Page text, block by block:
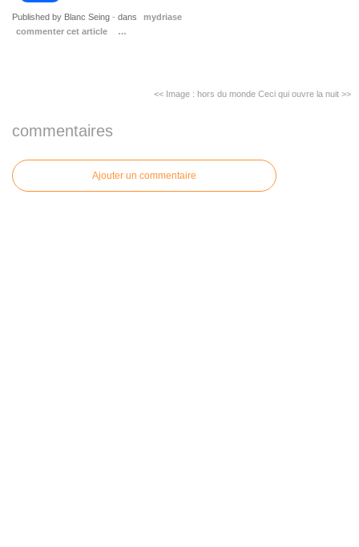
Published by Blanc Seing - dans
mydriase
commenter cet article
…
<< Image : hors du monde Ceci qui ouvre la nuit >>
commentaires
Ajouter un commentaire